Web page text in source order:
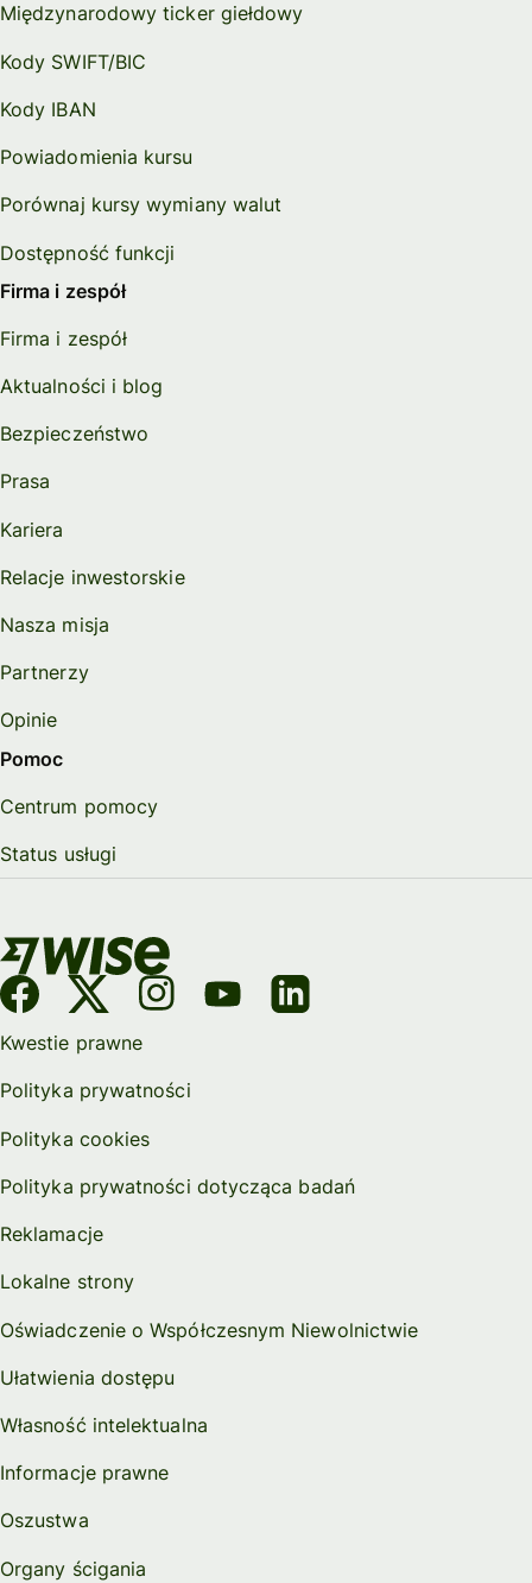
Międzynarodowy ticker giełdowy
Kody SWIFT/BIC
Kody IBAN
Powiadomienia kursu
Porównaj kursy wymiany walut
Dostępność funkcji
Firma i zespół
Firma i zespół
Aktualności i blog
Bezpieczeństwo
Prasa
Kariera
Relacje inwestorskie
Nasza misja
Partnerzy
Opinie
Pomoc
Centrum pomocy
Status usługi
Kwestie prawne
Polityka prywatności
Polityka cookies
Polityka prywatności dotycząca badań
Reklamacje
Lokalne strony
Oświadczenie o Współczesnym Niewolnictwie
Ułatwienia dostępu
Własność intelektualna
Informacje prawne
Oszustwa
Organy ścigania